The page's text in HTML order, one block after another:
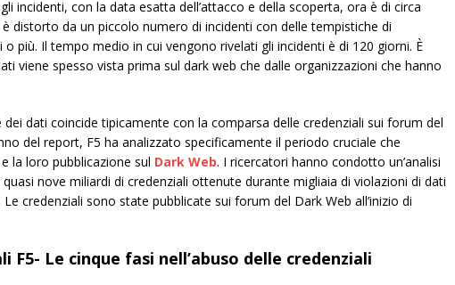
incidenti, con la data esatta dell’attacco e della scoperta, ora è di circa
distorto da un piccolo numero di incidenti con delle tempistiche di
più. Il tempo medio in cui vengono rivelati gli incidenti è di 120 giorni. È
viene spesso vista prima sul dark web che dalle organizzazioni che hanno
dati coincide tipicamente con la comparsa delle credenziali sui forum del
del report, F5 ha analizzato specificamente il periodo cruciale che
la loro pubblicazione sul Dark Web. I ricercatori hanno condotto un’analisi
nove miliardi di credenziali ottenute durante migliaia di violazioni di dati
credenziali sono state pubblicate sui forum del Dark Web all’inizio di
F5- Le cinque fasi nell’abuso delle credenziali